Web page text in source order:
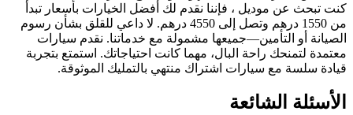
كنت تبحث عن موديل ، فإننا نقدم لك أفضل الخيارات بأسعار تبدأ
من 1550 درهم وتصل إلى 4550 درهم. لا داعي للقلق بشأن رسوم
الصيانة أو التأمين—جميعها مشمولة مع خدماتنا. نقدم سيارات
معتمدة لتمنحك راحة البال، مهما كانت احتياجاتك. استمتع بتجربة
قيادة سلسة مع سيارات اشتراك منتهي بالتمليك الموثوقة.
الأسئلة الشائعة